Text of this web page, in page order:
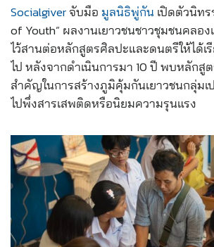
Socialgiverจับมือมูลนิธิพู่กันเปิดตัวนิท
of Youth” ผลงานเยาวชนชาวชุมชนคลอ
ไว้สานต่อหลักสูตรศิลปะและดนตรีให้ได้เ
ไป หลังจากดำเนินการมา 10 ปี พบหลักสู
สำคัญในการสร้างภูมิคุ้มกันเยาวชนกลุ่มเ
ไปพึ่งสารเสพติดหรือนิยมความรุนแรง